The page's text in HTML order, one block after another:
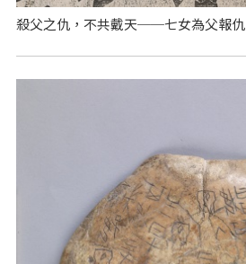
殺父之仇，不共戴天──七女為父報仇